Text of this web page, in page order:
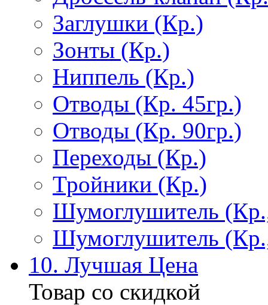
Заглушки (Кр.)
Зонты (Кр.)
Ниппель (Кр.)
Отводы (Кр. 45гр.)
Отводы (Кр. 90гр.)
Переходы (Кр.)
Тройники (Кр.)
Шумоглушитель
Шумоглушитель
10. Лучшая Цена
Товар со скидкой